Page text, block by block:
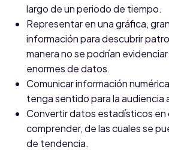
largo de un periodo de tiempo.
Representar en una gráfica,
información para descubrir
manera no se podrían
enormes de datos.
Comunicar información
tenga sentido para la audiencia
Convertir datos estadísticos en
comprender, de las cuales se
de tendencia.